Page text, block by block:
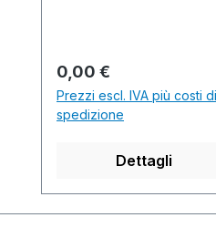
farbigem Jacquard mit
umhängen.Production
time / Produktionszeit:1
knitted fabric(s) /
sec. 0.70
m/
Prezzo normale:
0,00 €
Prezzi escl. IVA più costi di
spedizione
Dettagli